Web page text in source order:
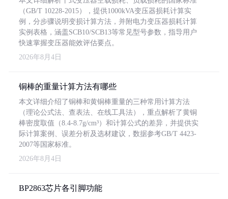
（GB/T 10228-2015），提供1000kVA变压器损耗计算实
例，分步骤说明变损计算方法，并附电力变压器损耗计算
实例表格，涵盖SCB10/SCB13等常见型号参数，指导用户
快速掌握变压器能效评估要点。
2026年8月4日
铜棒的重量计算方法有哪些
本文详细介绍了铜棒和黄铜棒重量的三种常用计算方法
（理论公式法、查表法、在线工具法），重点解析了黄铜
棒密度取值（8.4-8.7g/cm³）和计算公式的差异，并提供实
际计算案例、误差分析及选材建议，数据参考GB/T 4423-
2007等国家标准。
2026年8月4日
BP2863芯片各引脚功能